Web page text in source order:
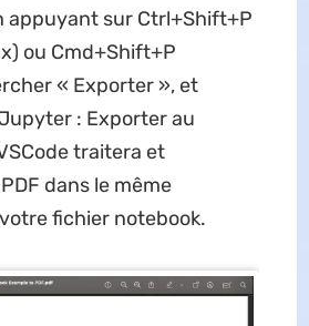
appuyant sur Ctrl+Shift+P
ou Cmd+Shift+P
« Exporter », et
: Exporter au
traitera et
dans le même
fichier notebook.